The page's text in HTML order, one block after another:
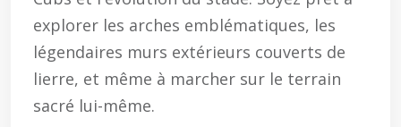
explorer les arches emblématiques, les
légendaires murs extérieurs couverts de
lierre, et même à marcher sur le terrain
sacré lui-même.